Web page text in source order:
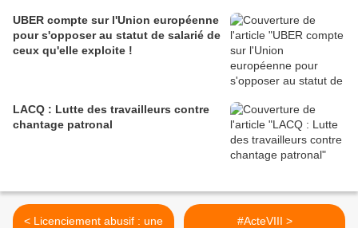
UBER compte sur l'Union européenne
pour s'opposer au statut de salarié de
ceux qu'elle exploite !
LACQ : Lutte des travailleurs contre
chantage patronal
< Licenciement abusif : une
#ActeVIII >